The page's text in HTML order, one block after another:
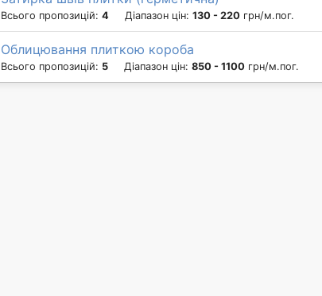
Всього пропозицій: 4 Діапазон цін: 130 - 220 грн/м.пог.
Облицювання плиткою короба
Всього пропозицій: 5 Діапазон цін: 850 - 1100 грн/м.пог.